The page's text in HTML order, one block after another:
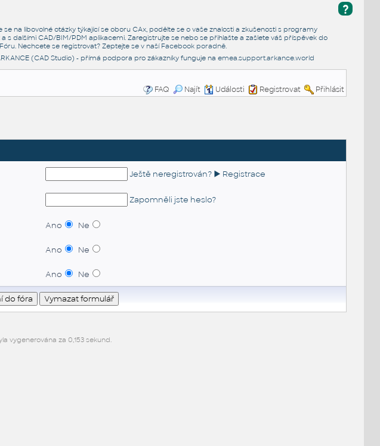
?
na libovolné otázky týkající se oboru CAx, podělte se o vaše znalosti a zkušenosti s programy
a s dalšími CAD/BIM/PDM aplikacemi. Zaregistrujte se nebo se přihlašte a zašlete váš příspěvek do
. Nechcete se registrovat? Zeptejte se v naší Facebook poradně.
(CAD Studio) - přímá podpora pro zákazníky funguje na emea.support.arkance.world
FAQ
Najít Události Registrovat Přihlásit
Ještě neregistrován? ► Registrace
Zapomněli jste heslo?
Ano Ne
Ano Ne
Ano Ne
vygenerována za 0,153 sekund.